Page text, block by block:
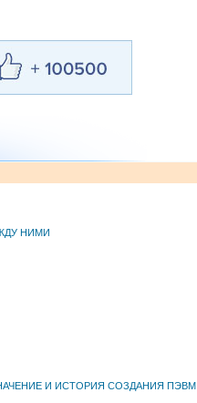
НИМИ
И ИСТОРИЯ СОЗДАНИЯ ПЭВМ